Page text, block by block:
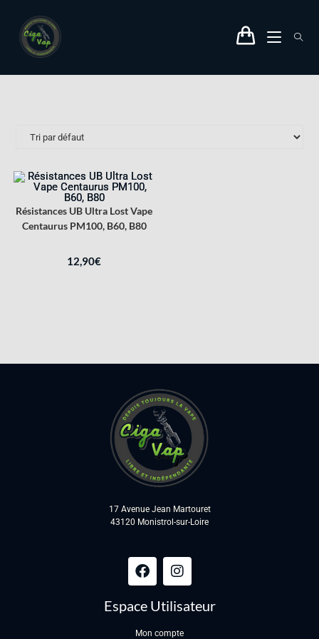
Résistances UB Ultra Lost Vape
Centaurus PM100, B60, B80
12,90€
17 Avenue Jean Martouret
43120 Monistrol-sur-Loire
Espace Utilisateur
Mon compte